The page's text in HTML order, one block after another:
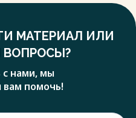
МАТЕРИАЛ ИЛИ
с нами, мы
вам помочь!